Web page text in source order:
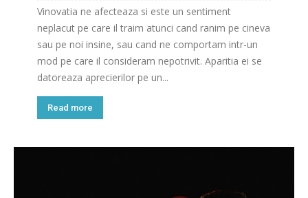
Vinovatia ne afecteaza si este un sentiment
neplacut pe care il traim atunci cand ranim pe cineva
sau pe noi insine, sau cand ne comportam intr-un
mod pe care il consideram nepotrivit. Aparitia ei se
datoreaza aprecierilor pe un...
Read more